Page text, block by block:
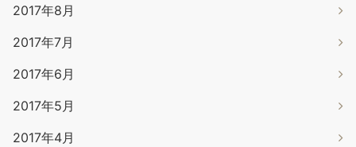
2017年8月
2017年7月
2017年6月
2017年5月
2017年4月